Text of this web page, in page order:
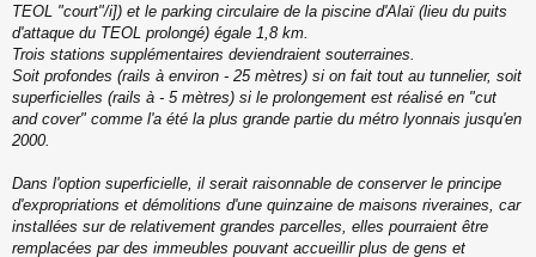
TEOL "court"/i]) et le parking circulaire de la piscine d'Alaï (lieu du puits
d'attaque du TEOL prolongé) égale 1,8 km.
Trois stations supplémentaires deviendraient souterraines.
Soit profondes (rails à environ - 25 mètres) si on fait tout au tunnelier, soit
superficielles (rails à - 5 mètres) si le prolongement est réalisé en "cut
and cover" comme l'a été la plus grande partie du métro lyonnais jusqu'en
2000.
Dans l'option superficielle, il serait raisonnable de conserver le principe
d'expropriations et démolitions d'une quinzaine de maisons riveraines, car
installées sur de relativement grandes parcelles, elles pourraient être
remplacées par des immeubles pouvant accueillir plus de gens et